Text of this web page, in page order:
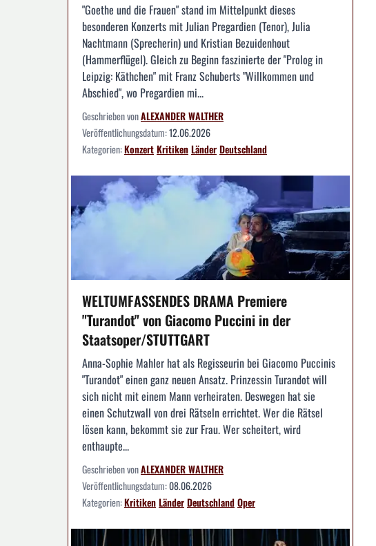
"Goethe und die Frauen" stand im Mittelpunkt dieses
besonderen Konzerts mit Julian Pregardien (Tenor), Julia
Nachtmann (Sprecherin) und Kristian Bezuidenhout
(Hammerflügel). Gleich zu Beginn faszinierte der "Prolog in
Leipzig: Käthchen" mit Franz Schuberts "Willkommen und
Abschied", wo Pregardien mi...
Geschrieben vonALEXANDER WALTHER
Veröffentlichungsdatum:12.06.2026
Kategorien:KonzertKritikenLänderDeutschland
WELTUMFASSENDES DRAMA Premiere
"Turandot" von Giacomo Puccini in der
Staatsoper/STUTTGART
Anna-Sophie Mahler hat als Regisseurin bei Giacomo Puccinis
"Turandot" einen ganz neuen Ansatz. Prinzessin Turandot will
sich nicht mit einem Mann verheiraten. Deswegen hat sie
einen Schutzwall von drei Rätseln errichtet. Wer die Rätsel
lösen kann, bekommt sie zur Frau. Wer scheitert, wird
enthaupte...
Geschrieben vonALEXANDER WALTHER
Veröffentlichungsdatum:08.06.2026
Kategorien:KritikenLänderDeutschlandOper